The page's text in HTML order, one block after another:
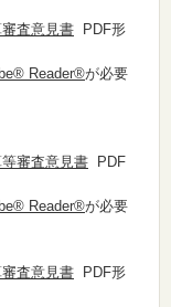
査意見書 PDF形
Reader®が必要
審査意見書 PDF
Reader®が必要
査意見書 PDF形